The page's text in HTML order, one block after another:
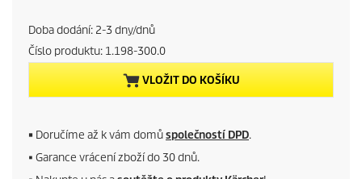
e
n
p
Doba dodání: 2-3 dny/dnů
Číslo produktu: 1.198-300.0
VLOŽIT DO KOŠÍKU
■ Doručíme až k vám domůspolečností DPD.
■ Garance vrácení zboží do 30 dnů.